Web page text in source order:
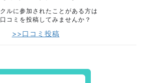
ルに参加されたことがある方は
コミを投稿してみませんか？
>>口コミ投稿